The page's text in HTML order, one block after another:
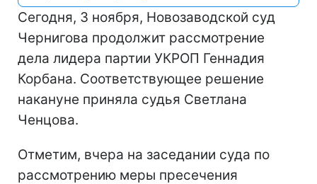
Сегодня, 3 ноября, Новозаводской суд
Чернигова продолжит рассмотрение
дела лидера партии УКРОП Геннадия
Корбана. Соответствующее решение
накануне приняла судья Светлана
Ченцова.
Отметим, вчера на заседании суда по
рассмотрению меры пресечения